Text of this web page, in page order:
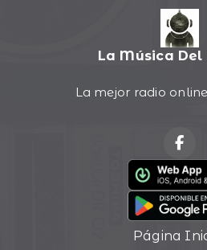
La Música Del
La mejor radio
Página